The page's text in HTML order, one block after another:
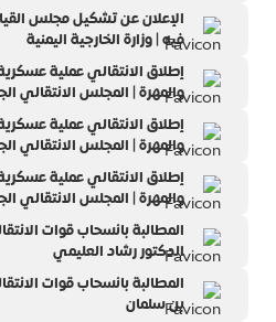
فيه | وزارة الخارجية اليمنية
إطلاق الانتقالي عملية
والمهرة | المجلس الانتقالي
إطلاق الانتقالي عملية
والمهرة | المجلس الانتقالي
إطلاق الانتقالي عملية
والمهرة | المجلس الانتقالي
المطالبة بانسحاب قوات
الدكتور رشاد العليمي
المطالبة بانسحاب قوات
بن سلمان